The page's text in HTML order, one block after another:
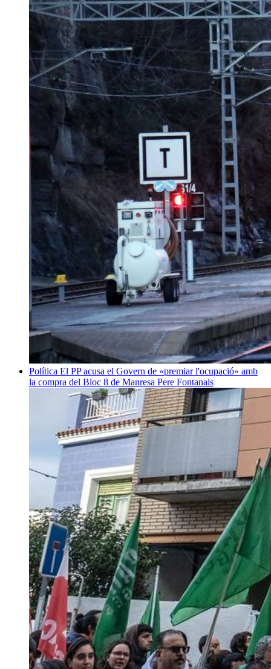
Política El PP acusa el Govern de «premiar l'ocupació» amb
la compra del Bloc 8 de Manresa Pere Fontanals